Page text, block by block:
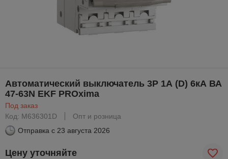
Автоматический выключатель 3P 1А (D) 6кА ВА
47-63N EKF PROxima
Под заказ
Код: M636301D
Опт и розница
Отправка с 23 августа 2026
Цену уточняйте